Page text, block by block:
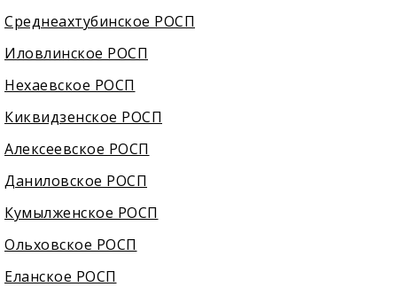
Среднеахтубинское РОСП
Иловлинское РОСП
Нехаевское РОСП
Киквидзенское РОСП
Алексеевское РОСП
Даниловское РОСП
Кумылженское РОСП
Ольховское РОСП
Еланское РОСП